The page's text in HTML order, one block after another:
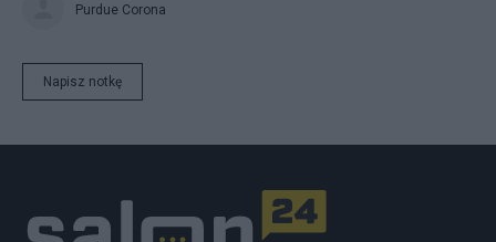
Purdue Corona
Napisz notkę